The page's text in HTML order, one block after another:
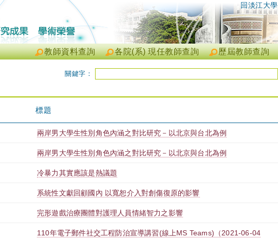
回淡江大學
歷屆教師查詢
各院(系) 現任教師查詢
教師資料查詢
關鍵字：
標題
兩岸男大學生性別角色內涵之對比研究－以北京與台北為例
兩岸男大學生性別角色內涵之對比研究－以北京與台北為例
冷暴力其實應該是熱議題
系統性文獻回顧國內 以寬恕介入對創傷復原的影響
完形遊戲治療團體對護理人員情緒智力之影響
110年電子郵件社交工程防治宣導講習(線上MS Teams)（2021-06-04